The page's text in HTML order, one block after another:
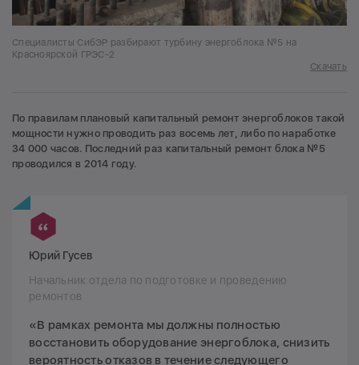
Специалисты СибЭР разбирают турбину энергоблока №5 на
Красноярской ГРЭС-2
Скачать
По правилам плановый капитальный ремонт энергоблоков такой
мощности нужно проводить раз восемь лет, либо по наработке
34 000 часов. Последний раз капитальный ремонт блока №5
проводился в 2014 году.
Юрий Гусев
Начальник отдела по подготовке и проведению
ремонтов
«В рамках ремонта мы должны полностью
восстановить оборудование энергоблока, снизить
вероятность отказов в течение следующего